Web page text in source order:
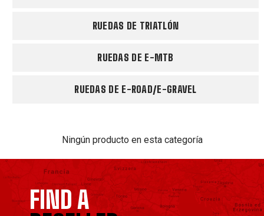
RUEDAS DE TRIATLÓN
RUEDAS DE E-MTB
RUEDAS DE E-ROAD/E-GRAVEL
Ningún producto en esta categoría
FIND A